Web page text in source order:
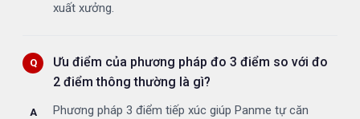
xuất xưởng.
Ưu điểm của phương pháp đo 3 điểm so với đo
2 điểm thông thường là gì?
Phương pháp 3 điểm tiếp xúc giúp Panme tự căn